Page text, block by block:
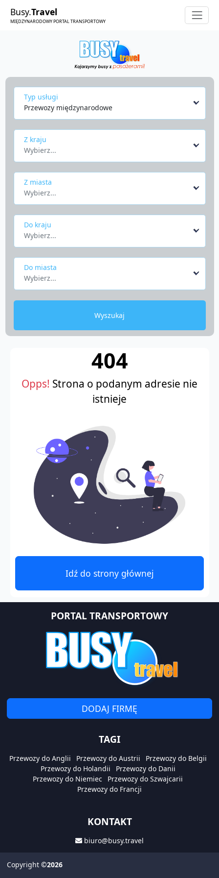
Busy.Travel
MIĘDZYNARODOWY PORTAL TRANSPORTOWY
Typ usługi
Przewozy międzynarodowe
Z kraju
Wybierz...
Z miasta
Wybierz...
Do kraju
Wybierz...
Do miasta
Wybierz...
Wyszukaj
404
Opps! Strona o podanym adresie nie
istnieje
Idź do strony głównej
PORTAL TRANSPORTOWY
DODAJ FIRMĘ
TAGI
Przewozy do Anglii Przewozy do Austrii
Przewozy do Belgii
Przewozy do Holandii
Przewozy do Danii
Przewozy do Niemiec
Przewozy do Szwajcarii
Przewozy do Francji
KONTAKT
biuro@busy.travel
Copyright ©2026